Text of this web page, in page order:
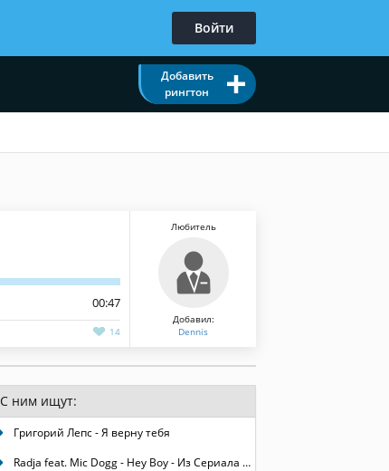
Войти
Добавить
рингтон
00:47
14
Любитель
Добавил:
Dennis
С ним ищут:
Григорий Лепс - Я верну тебя
Radja feat. Mic Dogg - Hey Boy - Из Сериала Универ Новая Общага